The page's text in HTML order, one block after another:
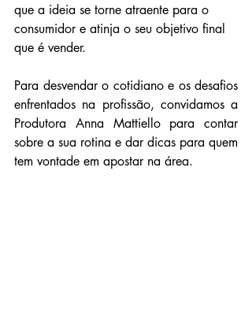
que a ideia se torne atraente para o
consumidor e atinja o seu objetivo final
que é vender.
Para desvendar o cotidiano e os desafios
enfrentados na profissão, convidamos a
Produtora Anna Mattiello para contar
sobre a sua rotina e dar dicas para quem
tem vontade em apostar na área.